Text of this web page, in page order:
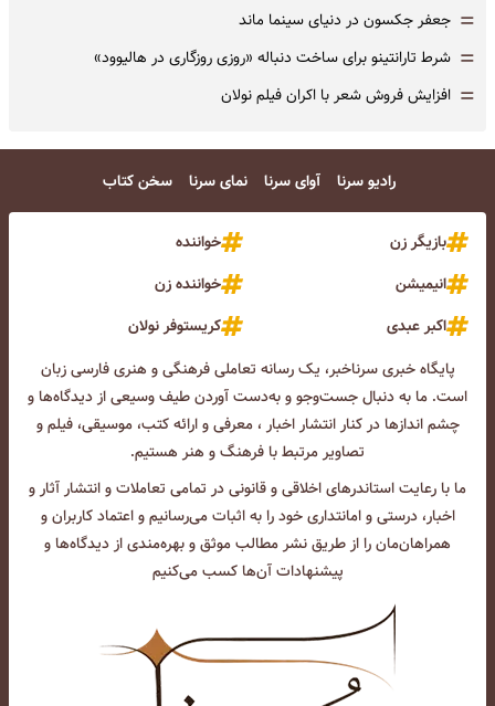
= جعفر جکسون در دنیای سینما ماند
= شرط تارانتینو برای ساخت دنباله «روزی روزگاری در هالیوود»
= افزایش فروش شعر با اکران فیلم نولان
رادیو سرنا آوای سرنا نمای سرنا سخن کتاب
بازیگر زن
خواننده
انیمیشن
خواننده زن
اکبر عبدی
کریستوفر نولان
پایگاه خبری سرناخبر، یک رسانه تعاملی فرهنگی و هنری فارسی زبان
است. ما به دنبال جست‌و‌جو و به‌دست آوردن طیف وسیعی از دیدگاه‌ها و
چشم انداز‌ها در کنار انتشار اخبار ، معرفی و ارائه کتب، موسیقی، فیلم و
تصاویر مرتبط با فرهنگ و هنر هستیم.
ما با رعایت استاندرهای اخلاقی و قانونی در تمامی تعاملات و انتشار آثار و
اخبار، درستی و امانتداری خود را به اثبات می‌رسانیم و اعتماد کاربران و
همراهان‌مان را از طریق نشر مطالب موثق و بهره‌مندی از دیدگاه‌ها و
پیشنهادات آن‌ها کسب می‌کنیم